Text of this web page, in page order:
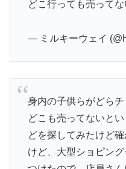
どこ行っても売ってな
— ミルキーウェイ
身内の子供らがどら
どこも売ってないと
どを探してみたけど確
けど、大型ショピン